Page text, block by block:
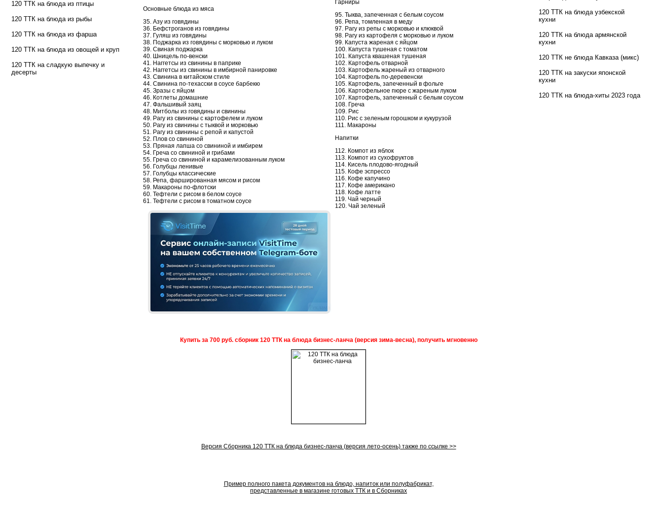
120 ТТК на блюда из птицы
120 ТТК на блюда из рыбы
120 ТТК на блюда из фарша
120 ТТК на блюда из овощей и круп
120 ТТК на сладкую выпечку и
десерты
Основные блюда из мяса
35. Азу из говядины
36. Бефстроганов из говядины
37. Гуляш из говядины
38. Поджарка из говядины с морковью и луком
39. Свиная поджарка
40. Шницель по-венски
41. Наггетсы из свинины в паприке
42. Наггетсы из свинины в имбирной панировке
43. Свинина в китайском стиле
44. Свинина по-техасски в соусе барбекю
45. Зразы с яйцом
46. Котлеты домашние
47. Фальшивый заяц
48. Митболы из говядины и свинины
49. Рагу из свинины с картофелем и луком
50. Рагу из свинины с тыквой и морковью
51. Рагу из свинины с репой и капустой
52. Плов со свининой
53. Пряная лапша со свининой и имбирем
54. Греча со свининой и грибами
55. Греча со свининой и карамелизованным луком
56. Голубцы ленивые
57. Голубцы классические
58. Репа, фаршированная мясом и рисом
59. Макароны по-флотски
60. Тефтели с рисом в белом соусе
61. Тефтели с рисом в томатном соусе
Гарниры
95. Тыква, запеченная с белым соусом
96. Репа, томленная в меду
97. Рагу из репы с морковью и клюквой
98. Рагу из картофеля с морковью и луком
99. Капуста жареная с яйцом
100. Капуста тушеная с томатом
101. Капуста квашеная тушеная
102. Картофель отварной
103. Картофель жареный из отварного
104. Картофель по-деревенски
105. Картофель, запеченный в фольге
106. Картофельное пюре с жареным луком
107. Картофель, запеченный с белым соусом
108. Греча
109. Рис
110. Рис с зеленым горошком и кукурузой
111. Макароны
Напитки
112. Компот из яблок
113. Компот из сухофруктов
114. Кисель плодово-ягодный
115. Кофе эспрессо
116. Кофе капучино
117. Кофе американо
118. Кофе латте
119. Чай черный
120. Чай зеленый
Купить за 700 руб. сборник 120 ТТК на блюда бизнес-ланча (версия зима-весна), получить мгновенно
Версия Сборника 120 ТТК на блюда бизнес-ланча (версия лето-осень) также по ссылке >>
Пример полного пакета документов на блюдо, напиток или полуфабрикат,
представленные в магазине готовых ТТК и в Сборниках
120 ТТК на блюда узбекской
кухни
120 ТТК на блюда армянской
кухни
120 ТТК не блюда Кавказа (микс)
120 ТТК на закуски японской
кухни
120 ТТК на блюда-хиты 2023 года